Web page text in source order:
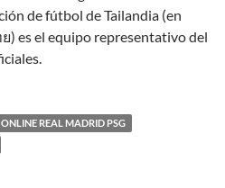
de fútbol de Tailandia (en
es el equipo representativo del
REAL MADRID PSG